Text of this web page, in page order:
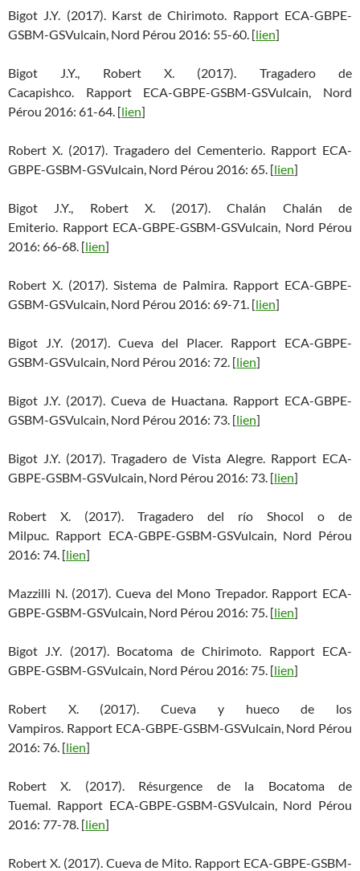
Bigot J.Y. (2017). Karst de Chirimoto. Rapport ECA-GBPE-
GSBM-GSVulcain, Nord Pérou 2016: 55-60. [lien]
Bigot J.Y., Robert X. (2017). Tragadero de
Cacapishco. Rapport ECA-GBPE-GSBM-GSVulcain, Nord
Pérou 2016: 61-64. [lien]
Robert X. (2017). Tragadero del Cementerio. Rapport ECA-
GBPE-GSBM-GSVulcain, Nord Pérou 2016: 65. [lien]
Bigot J.Y., Robert X. (2017). Chalán Chalán de
Emiterio. Rapport ECA-GBPE-GSBM-GSVulcain, Nord Pérou
2016: 66-68. [lien]
Robert X. (2017). Sistema de Palmira. Rapport ECA-GBPE-
GSBM-GSVulcain, Nord Pérou 2016: 69-71. [lien]
Bigot J.Y. (2017). Cueva del Placer. Rapport ECA-GBPE-
GSBM-GSVulcain, Nord Pérou 2016: 72. [lien]
Bigot J.Y. (2017). Cueva de Huactana. Rapport ECA-GBPE-
GSBM-GSVulcain, Nord Pérou 2016: 73. [lien]
Bigot J.Y. (2017). Tragadero de Vista Alegre. Rapport ECA-
GBPE-GSBM-GSVulcain, Nord Pérou 2016: 73. [lien]
Robert X. (2017). Tragadero del río Shocol o de
Milpuc. Rapport ECA-GBPE-GSBM-GSVulcain, Nord Pérou
2016: 74. [lien]
Mazzilli N. (2017). Cueva del Mono Trepador. Rapport ECA-
GBPE-GSBM-GSVulcain, Nord Pérou 2016: 75. [lien]
Bigot J.Y. (2017). Bocatoma de Chirimoto. Rapport ECA-
GBPE-GSBM-GSVulcain, Nord Pérou 2016: 75. [lien]
Robert X. (2017). Cueva y hueco de los
Vampiros. Rapport ECA-GBPE-GSBM-GSVulcain, Nord Pérou
2016: 76. [lien]
Robert X. (2017). Résurgence de la Bocatoma de
Tuemal. Rapport ECA-GBPE-GSBM-GSVulcain, Nord Pérou
2016: 77-78. [lien]
Robert X. (2017). Cueva de Mito. Rapport ECA-GBPE-GSBM-